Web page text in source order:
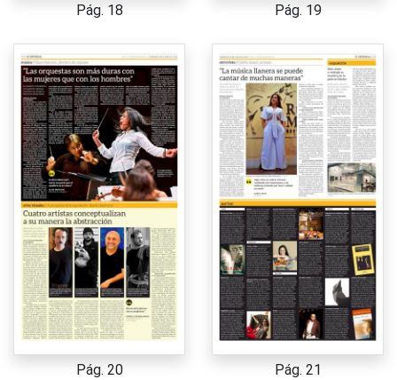
Pág. 18 Pág. 19
Pág. 20 Pág. 21